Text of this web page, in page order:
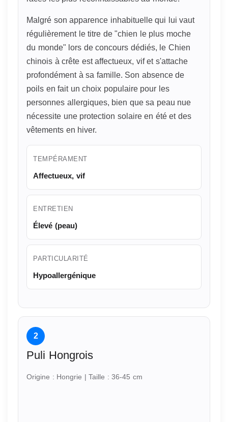
Malgré son apparence inhabituelle qui lui vaut
régulièrement le titre de "chien le plus moche
du monde" lors de concours dédiés, le Chien
chinois à crête est affectueux, vif et s'attache
profondément à sa famille. Son absence de
poils en fait un choix populaire pour les
personnes allergiques, bien que sa peau nue
nécessite une protection solaire en été et des
vêtements en hiver.
TEMPÉRAMENT
Affectueux, vif
ENTRETIEN
Élevé (peau)
PARTICULARITÉ
Hypoallergénique
2
Puli Hongrois
Origine : Hongrie | Taille : 36-45 cm